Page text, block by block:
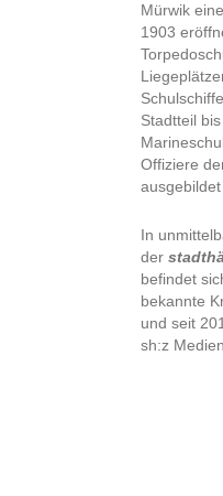
Mürwik
1903
Stadtteil
Offiziere
ausgebildet
In
der
befindet
bekannte
und seit
sh:z